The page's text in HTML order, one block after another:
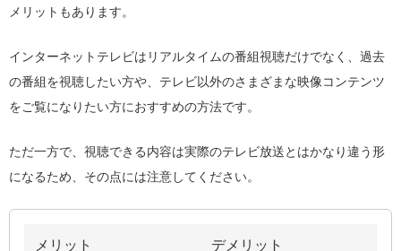
メリットもあります。
インターネットテレビはリアルタイムの番組視聴だけでなく、過去
の番組を視聴したい方や、テレビ以外のさまざまな映像コンテンツ
をご覧になりたい方におすすめの方法です。
ただ一方で、視聴できる内容は実際のテレビ放送とはかなり違う形
になるため、その点には注意してください。
メリット デメリット